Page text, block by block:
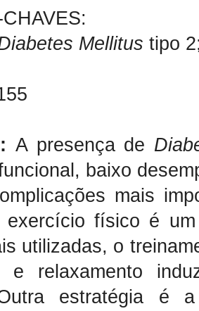
Mellitus tipo
A presença de
baixo
mais
exercício físico é
utilizadas, o
e relaxamento
estratégia é